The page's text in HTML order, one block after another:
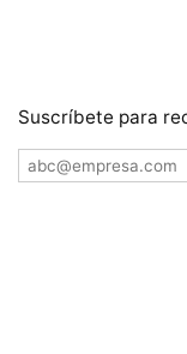
Suscríbete para